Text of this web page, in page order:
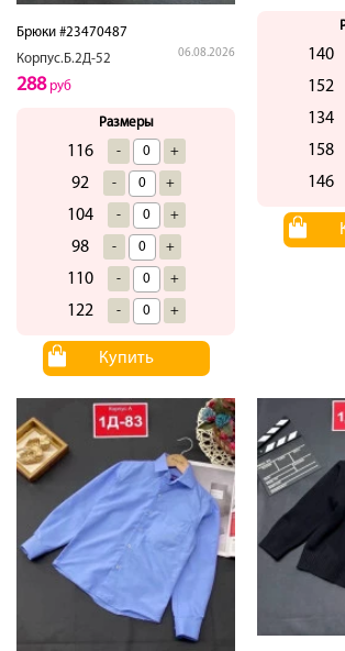
Брюки #23470487
Корпус.Б.2Д-52
06.08.2026
288руб
Размеры
116 - +
92 - +
104 - +
98 - +
110 - +
122 - +
Купить
140
152
134
158
146